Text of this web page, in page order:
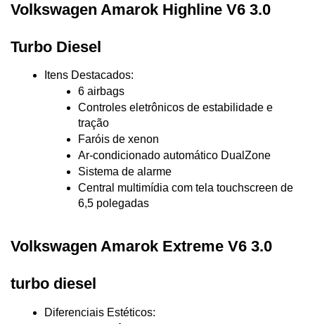
Volkswagen Amarok Highline V6 3.0
Turbo Diesel
Itens Destacados:
6 airbags
Controles eletrônicos de estabilidade e
tração
Faróis de xenon
Ar-condicionado automático DualZone
Sistema de alarme
Central multimídia com tela touchscreen de
6,5 polegadas
Volkswagen Amarok Extreme V6 3.0
turbo diesel
Diferenciais Estéticos: